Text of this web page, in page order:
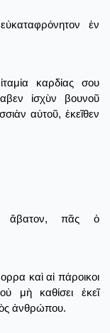
ἐν
καρδίας σου
ἰσχὺν βουνοῦ
αὐτοῦ, ἐκεῖθεν
ἄβατον, πᾶς ὁ
καὶ αἱ πάροικοι
μὴ καθίσει ἐκεῖ
ἀνθρώπου.